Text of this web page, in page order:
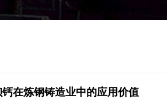
在炼钢铸造业中的应用价值